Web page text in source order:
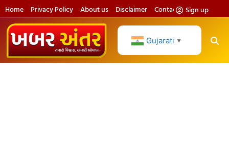
Home Privacy Policy About us Disclaimer Contact usSign up
Gujarati ▼